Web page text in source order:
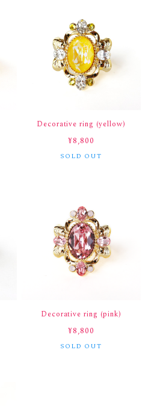
Decorative ring (yellow)
¥8,800
SOLD OUT
Decorative ring (pink)
¥8,800
SOLD OUT